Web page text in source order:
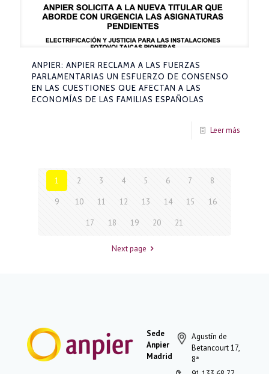
ANPIER: ANPIER RECLAMA A LAS FUERZAS
PARLAMENTARIAS UN ESFUERZO DE CONSENSO
EN LAS CUESTIONES QUE AFECTAN A LAS
ECONOMÍAS DE LAS FAMILIAS ESPAÑOLAS
Leer más
1 2 3 4 5 6 7 8
9 10 11 12 13 14 15 16
17 18 19 20 21
Next page
Sede
Anpier
Madrid
Agustín de
Betancourt 17,
8ª